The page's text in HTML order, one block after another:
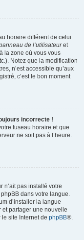
horaire différent de celui
de l’utilisateuret
la zone où vous vous
Notez que la modification
n’est accessible qu’aux
c’est le bon moment
incorrecte !
fuseau horaire et que
ne soit pas à l’heure.
n’ait pas installé votre
dans votre langue.
d’installer la langue
et partager une nouvelle
le site Internet de phpBB®.